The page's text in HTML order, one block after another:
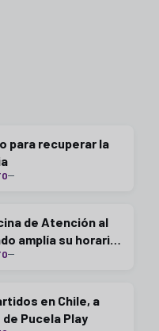
para recuperar la
de Atención al
amplía su horario
en Chile, a
Pucela Play